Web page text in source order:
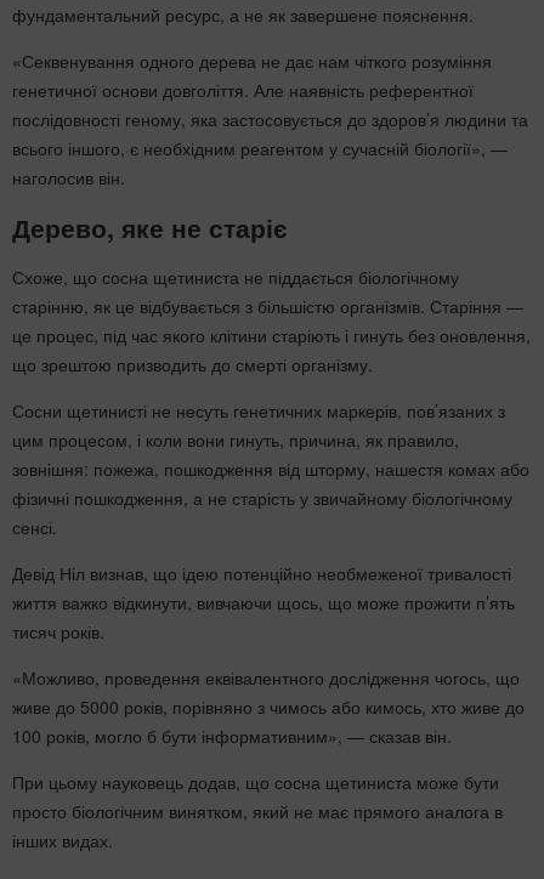
фундаментальний ресурс, а не як завершене пояснення.
«Секвенування одного дерева не дає нам чіткого розуміння
генетичної основи довголіття. Але наявність референтної
послідовності геному, яка застосовується до здоров’я людини та
всього іншого, є необхідним реагентом у сучасній біології», —
наголосив він.
Дерево, яке не старіє
Схоже, що сосна щетиниста не піддається біологічному
старінню, як це відбувається з більшістю організмів. Старіння —
це процес, під час якого клітини старіють і гинуть без оновлення,
що зрештою призводить до смерті організму.
Сосни щетинисті не несуть генетичних маркерів, пов’язаних з
цим процесом, і коли вони гинуть, причина, як правило,
зовнішня: пожежа, пошкодження від шторму, нашестя комах або
фізичні пошкодження, а не старість у звичайному біологічному
сенсі.
Девід Ніл визнав, що ідею потенційно необмеженої тривалості
життя важко відкинути, вивчаючи щось, що може прожити п’ять
тисяч років.
«Можливо, проведення еквівалентного дослідження чогось, що
живе до 5000 років, порівняно з чимось або кимось, хто живе до
100 років, могло б бути інформативним», — сказав він.
При цьому науковець додав, що сосна щетиниста може бути
просто біологічним винятком, який не має прямого аналога в
інших видах.